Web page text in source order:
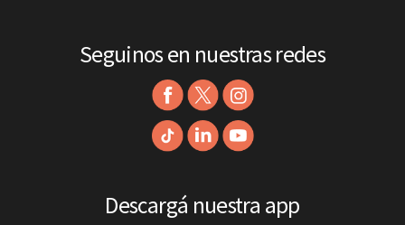
Seguinos en nuestras redes
Descargá nuestra app